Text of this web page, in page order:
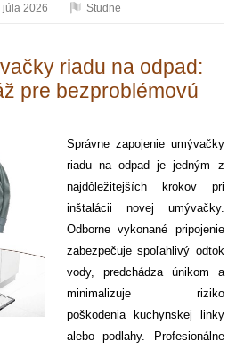
júla 2026 Studne
riadu na odpad:
pre bezproblémovú
Správne zapojenie umývačky
riadu na odpad je jedným z
najdôležitejších krokov pri
inštalácii novej umývačky.
Odborne vykonané pripojenie
zabezpečuje spoľahlivý odtok
vody, predchádza únikom a
minimalizuje riziko
poškodenia kuchynskej linky
alebo podlahy. Profesionálne